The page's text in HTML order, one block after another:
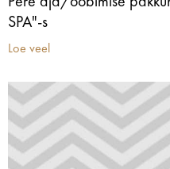
SPA"-s
Loe veel